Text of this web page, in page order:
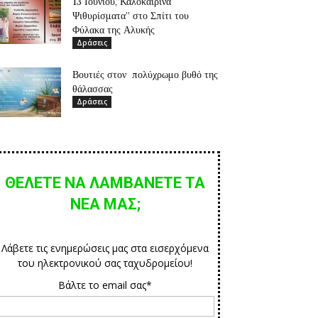
Ψιθυρίσματα” στο Σπίτι του
Φύλακα της Αλυκής
Δράσεις
Βουτιές στον πολύχρωμο βυθό της
θάλασσας
Δράσεις
ΘΕΛΕΤΕ ΝΑ ΛΑΜΒΑΝΕΤΕ ΤΑ
ΝΕΑ ΜΑΣ;
Λάβετε τις ενημερώσεις μας στα εισερχόμενα
του ηλεκτρονικού σας ταχυδρομείου!
Βάλτε το email σας*